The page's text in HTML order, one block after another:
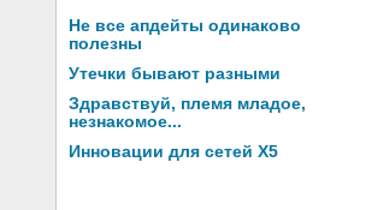
Не все апдейты одинаково
полезны
Утечки бывают разными
Здравствуй, племя младое,
незнакомое...
Инновации для сетей X5